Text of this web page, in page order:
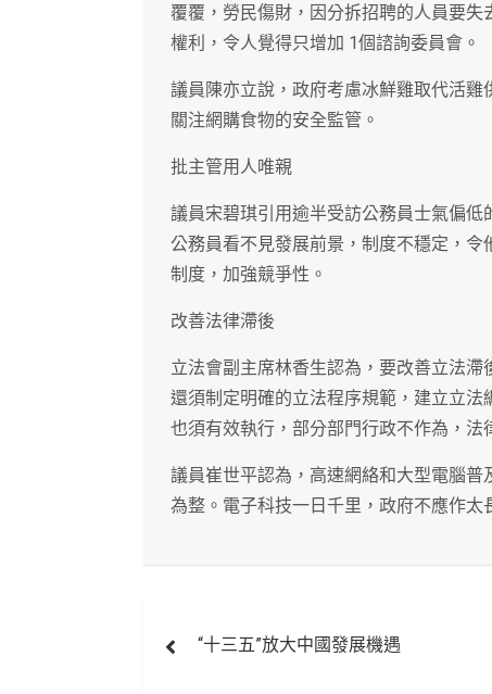
覆覆，勞民傷財，因分拆招聘的人員要
權利，令人覺得只增加 1個諮詢委員會。
議員陳亦立說，政府考慮冰鮮雞取代活
關注網購食物的安全監管。
批主管用人唯親
議員宋碧琪引用逾半受訪公務員士氣偏低
公務員看不見發展前景，制度不穩定，
制度，加強競爭性。
改善法律滯後
立法會副主席林香生認為，要改善立法滯
還須制定明確的立法程序規範，建立立
也須有效執行，部分部門行政不作為，法
議員崔世平認為，高速網絡和大型電腦
為整。電子科技一日千里，政府不應作太
章
“十三五”放大中國發展機遇